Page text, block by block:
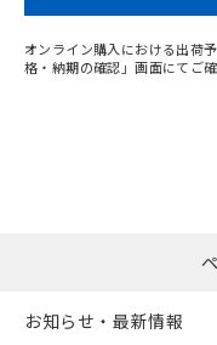
オンライン購入における出荷
格・納期の確認」画面にてご確
お知らせ・最新情報